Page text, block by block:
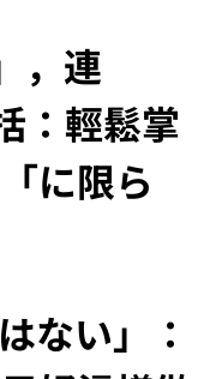
，連
：輕鬆掌
に限ら
ない」：